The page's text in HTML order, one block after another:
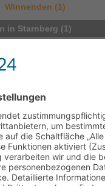
Winnenden (1)
in Starnberg (1)
Becker
Str. 15
Tel.: 01704131239
Mail |Homepage
Profil
Shui